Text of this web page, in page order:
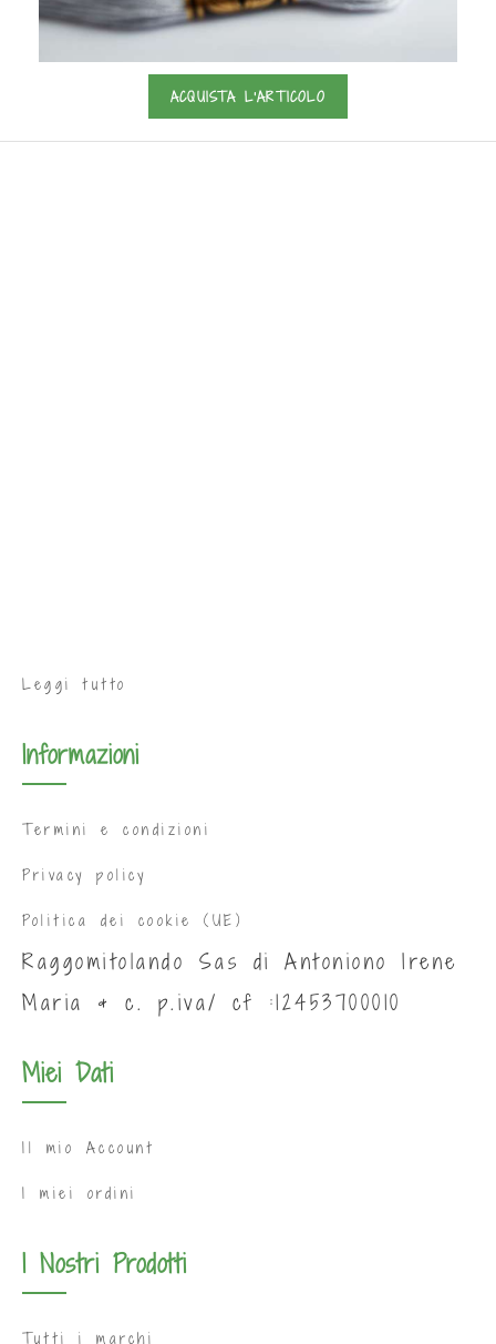
ACQUISTA L'ARTICOLO
Leggi tutto
Informazioni
Termini e condizioni
Privacy policy
Politica dei cookie (UE)
Raggomitolando Sas di Antoniono Irene
Maria & c. p.iva/ cf :12453700010
Miei Dati
Il mio Account
I miei ordini
I Nostri Prodotti
Tutti i marchi